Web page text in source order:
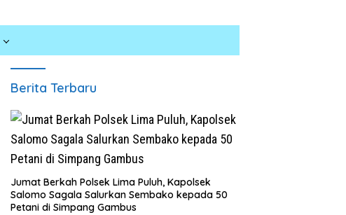
Berita Terbaru
Jumat Berkah Polsek Lima Puluh, Kapolsek
Salomo Sagala Salurkan Sembako kepada 50
Petani di Simpang Gambus